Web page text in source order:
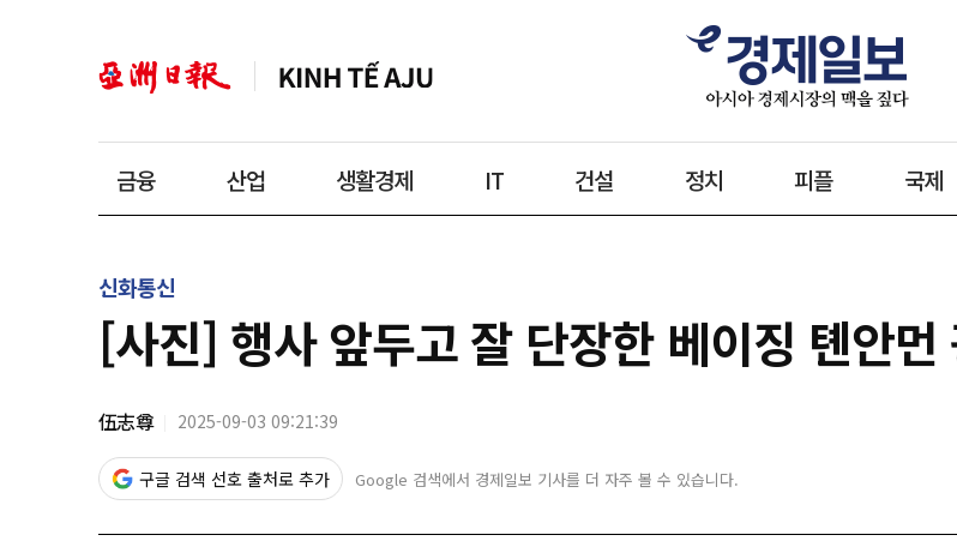
금융 산업 생활경제 IT 건설 정치 피플 국제
신화통신
[사진] 행사 앞두고 잘 단장한 베이징 톈안먼
伍志尊 2025-09-03 09:21:39
구글 검색 선호 출처로 추가 Google 검색에서 경제일보 기사를 더 자주 볼 수 있습니다.